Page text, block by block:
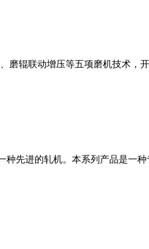
磨辊联动增压等五项磨机技术，
先进的轧机。本系列产品是一